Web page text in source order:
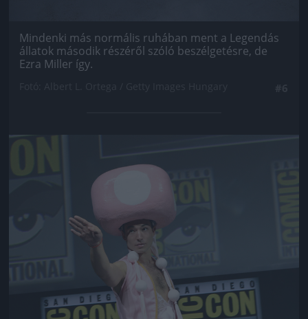
Mindenki más normális ruhában ment a Legendás
állatok második részéről szóló beszélgetésre, de
Ezra Miller így.